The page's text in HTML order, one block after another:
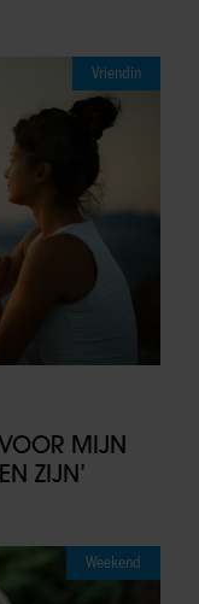
Vriendin
MIJN
ZIJN’
Weekend